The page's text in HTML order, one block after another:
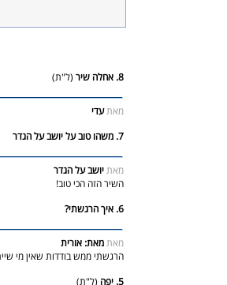
8. אחלה שיר (ל"ת)
מאתעדי
7. משהו טוב על יושב על הגדר
מאתיושב על הגדר
השיר הזה הכי טוב!
6. איך הרגשתי?
מאתמאת: אורית
הרגשתי ממש בודדות שאין מי
5. יפה
(ל"ת)